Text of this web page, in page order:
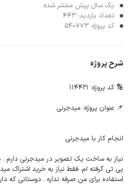
یک سال پیش منتشر شده
تعداد بازدید: 443
کد پروژه: 540773
شرح پروژه
🔢 کد پروژه: 114421
📌 عنوان پروژه: میدجرنی
انجام کار با میدجرنی
نیاز به ساخت یک تصویر در میدجرنی دارم
پی تی گرفته ام. فقط نیاز به خرید اشتراک
استفاده برای من صرفه نداره . دوستانی که